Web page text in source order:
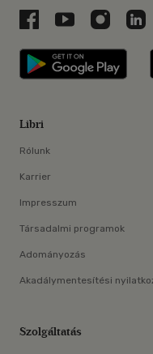
Libri a Facebookon
Libri aLibri
Libri
Rólunk
Karrier
Impresszum
Társadalmi programok
Adományozás
Akadálymentesítési
Szolgáltatás